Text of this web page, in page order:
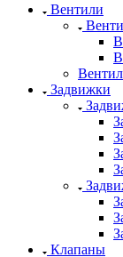
Вентили
Задвижки
Клапаны